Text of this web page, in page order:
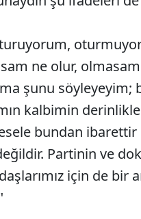
ne olur,
şunu
kalbimin
bundan
Partinin ve
için de bir